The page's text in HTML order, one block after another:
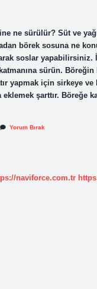
ne sürülür? Süt ve
börek sosuna ne
soslar
sürün.
yapmak için sirkeye
eklemek şarttır.
Yorum Bırak
naviforce.com.tr